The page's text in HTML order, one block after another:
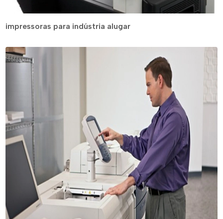
impressoras para indústria alugar